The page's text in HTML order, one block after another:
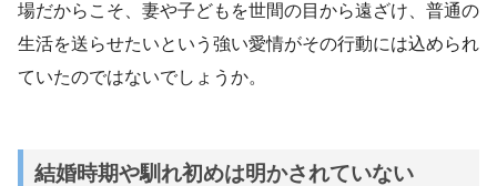
場だからこそ、妻や子どもを世間の目から遠ざけ、普通の
生活を送らせたいという強い愛情がその行動には込められ
ていたのではないでしょうか。
結婚時期や馴れ初めは明かされていない